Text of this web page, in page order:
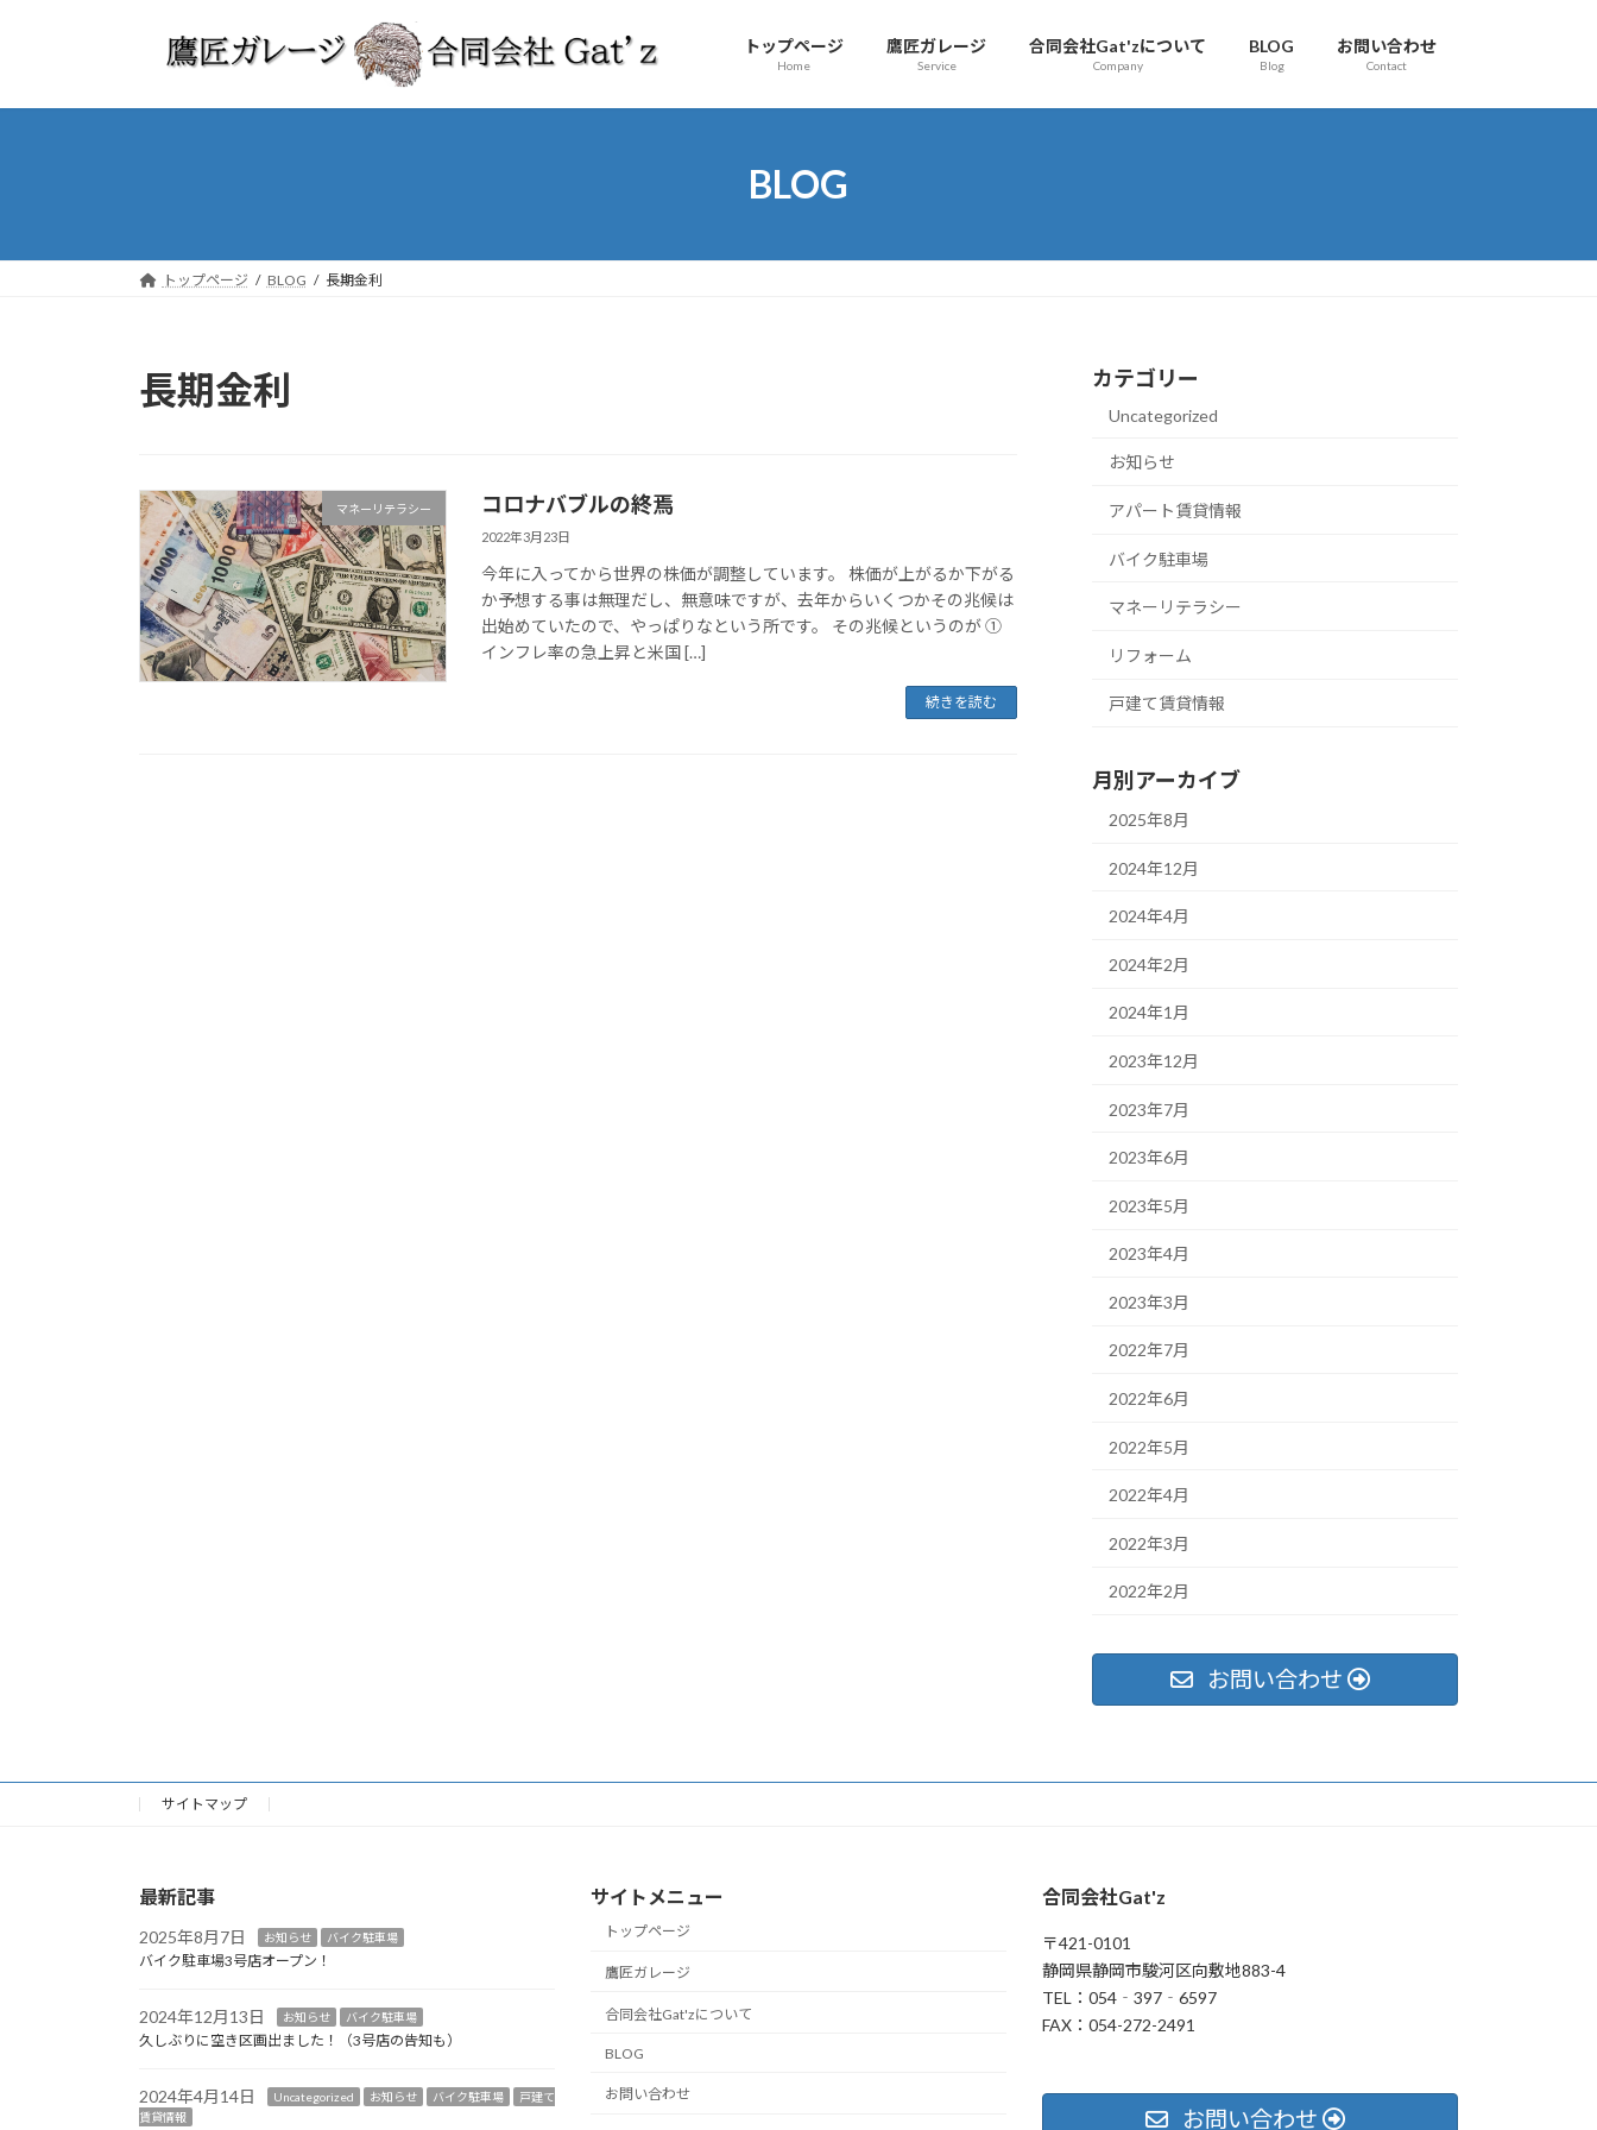
トップページ
Home
鷹匠ガレージ
Service
合同会社Gat'zについて
Company
BLOG
Blog
お問い合わせ
Contact
BLOG
トップページ BLOG 長期金利
長期金利
マネーリテラシー コロナバブルの終焉
2022年3月23日
今年に入ってから世界の株価が調整しています。 株価が上がるか下がる
か予想する事は無理だし、無意味ですが、去年からいくつかその兆候は
出始めていたので、やっぱりなという所です。 その兆候というのが ①
インフレ率の急上昇と米国 […]
続きを読む
カテゴリー
Uncategorized
お知らせ
アパート賃貸情報
バイク駐車場
マネーリテラシー
リフォーム
戸建て賃貸情報
月別アーカイブ
2025年8月
2024年12月
2024年4月
2024年2月
2024年1月
2023年12月
2023年7月
2023年6月
2023年5月
2023年4月
2023年3月
2022年7月
2022年6月
2022年5月
2022年4月
2022年3月
2022年2月
お問い合わせ
サイトマップ
最新記事
2025年8月7日 お知らせ バイク駐車場
バイク駐車場3号店オープン！
2024年12月13日 お知らせ バイク駐車場
久しぶりに空き区画出ました！（3号店の告知も）
2024年4月14日 Uncategorized お知らせ バイク駐車場
戸建て
賃貸情報
サイトメニュー
トップページ
鷹匠ガレージ
合同会社Gat'zについて
BLOG
お問い合わせ
合同会社Gat'z
〒421-0101
静岡県静岡市駿河区向敷地883-4
TEL：054‐397‐6597
FAX：054-272-2491
お問い合わせ